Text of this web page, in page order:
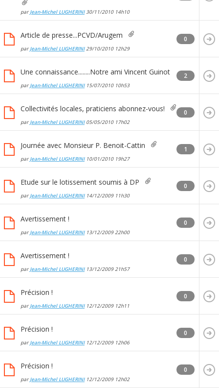
par Jean-Michel LUGHERINI30/11/2010 14h10
Article de presse...PCVD/Arugem
par Jean-Michel LUGHERINI29/10/2010 12h29
0
Une connaissance........Notre ami Vincent Guinot
par Jean-Michel LUGHERINI15/07/2010 10h53
2
Collectivités locales, praticiens abonnez-vous!
par Jean-Michel LUGHERINI05/05/2010 17h02
0
Journée avec Monsieur P. Benoit-Cattin
par Jean-Michel LUGHERINI10/01/2010 19h27
1
Etude sur le lotissement soumis à DP
par Jean-Michel LUGHERINI14/12/2009 11h30
0
Avertissement !
par Jean-Michel LUGHERINI13/12/200922h00
0
Avertissement !
par Jean-Michel LUGHERINI13/12/200921h57
0
Précision !
par Jean-Michel LUGHERINI12/12/2009 12h11
0
Précision !
par Jean-Michel LUGHERINI12/12/2009 12h06
0
Précision !
par Jean-Michel LUGHERINI12/12/2009 12h02
0